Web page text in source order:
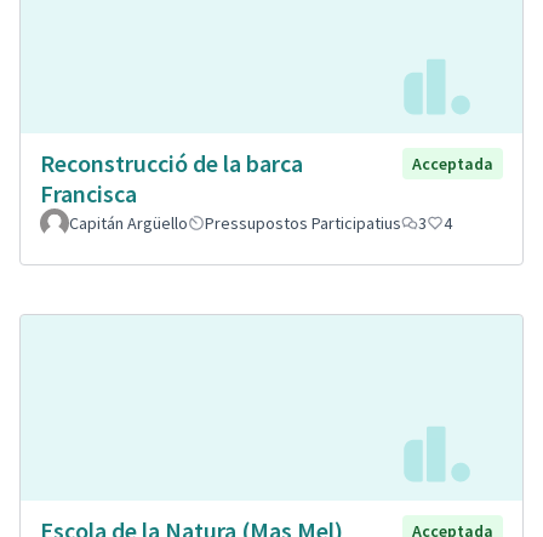
Reconstrucció de la barca
Francisca
Acceptada
Capitán Argüello Pressupostos Participatius 3 4
Escola de la Natura (Mas Mel)
Acceptada